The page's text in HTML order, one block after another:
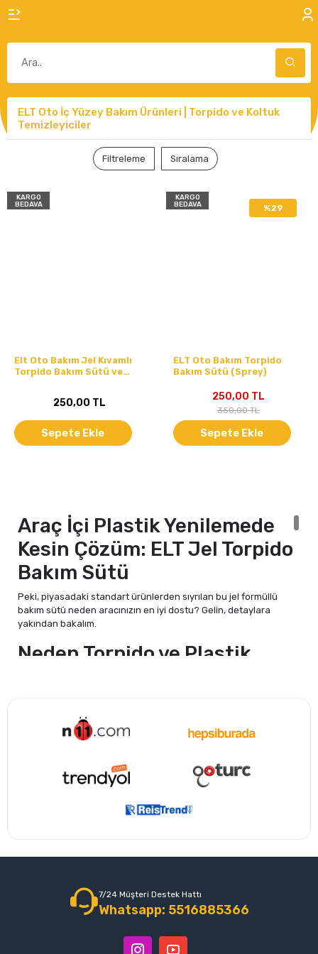
ELT Oto İç Yüzey Bakım Ürünleri | Torpido ve Koltuk
Temizleyiciler
Filtreleme Sıralama
KARGO
BEDAVA
Elt Oto Bakım Jel Kıvamlı
Torpido Bakım Sütü ve
250,00 TL
Sepete Ekle
KARGO
BEDAVA
%29
ELT Oto Bakım Torpido
Bakım Sütü (Sprey)
250,00 TL
350,00 TL
Sepete Ekle
Araç İçi Plastik Yenilemede
Kesin Çözüm: ELT Jel Torpido
Bakım Sütü
Peki, piyasadaki standart ürünlerden sıyrılan bu jel formüllü
bakım sütü neden aracınızın en iyi dostu? Gelin, detaylara
yakından bakalım.
Neden Torpido ve Plastik
(örneğin Skoda Octavia gibi ferah iç hacme sahip araçlarda)
tozu ve güneşi en çok çeken bölgelerdir. Düzenli bakım
yapılmayan yüzeylerde şu sorunlar ortaya çıkar:
Renk Solması:Güneş ışınları siyah ve gri plastiklerin
rengini grileştirir.
Nemini kaybeden plastik sertleşir ve zamanla
mıknatıs gibi çeker.
önüne geçerek aracınızın ikinci el değerini de korumanıza
yardımcı olur.
ELT Jel Kıvamlı Torpido Bakım
7/24 Müşteri Destek Hattı
Whatsapp: 5516885366